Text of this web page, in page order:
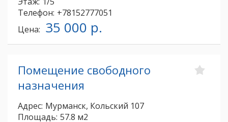
Телефон: +78152777051
Цена: 35 000 р.
Помещение свободного
назначения
Адрес: Мурманск, Кольский 107
Площадь: 57.8 м2